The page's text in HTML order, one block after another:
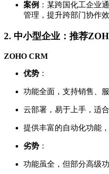
案例 ：某跨国化工企业
管理，提升跨部门协作效
2. 中小型企业：推荐
ZOHO CRM
优势 ：
功能全面，支持销售、
云部署，易于上手，适
提供丰富的自动化功能
劣势 ：
功能虽全，但部分高级功